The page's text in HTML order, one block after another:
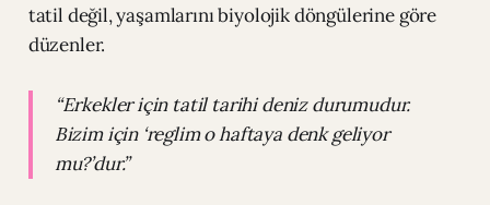
tatil değil, yaşamlarını biyolojik döngülerine göre
düzenler.
“Erkekler için tatil tarihi deniz durumudur.
Bizim için ‘reglim o haftaya denk geliyor
mu?’dur.”